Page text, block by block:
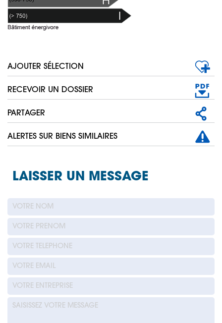
AJOUTER SÉLECTION
RECEVOIR UN DOSSIER
PARTAGER
ALERTES SUR BIENS SIMILAIRES
LAISSER UN MESSAGE